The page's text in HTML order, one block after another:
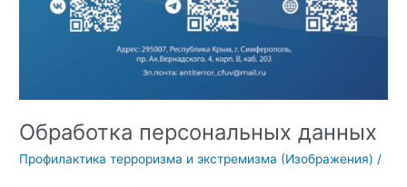
Обработка персональных данных
Профилактика терроризма и экстремизма (Изображения) /